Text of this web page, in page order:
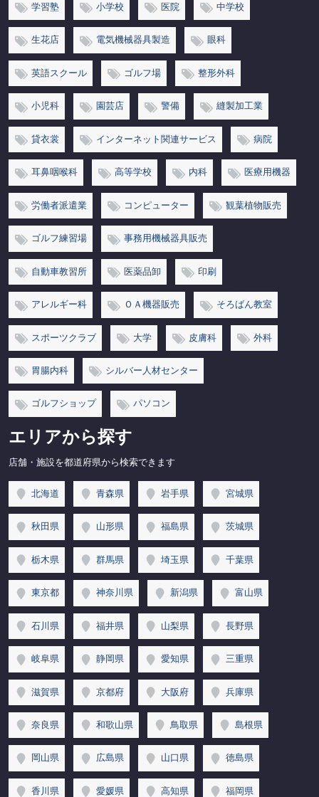
学習塾 小学校 医院 中学校
生花店 電気機械器具製造 眼科
英語スクール ゴルフ場 整形外科
小児科 園芸店 警備 縫製加工業
貸衣裳 インターネット関連サービス 病院
耳鼻咽喉科 高等学校 内科 医療用機器
労働者派遣業 コンピューター 観葉植物販売
ゴルフ練習場 事務用機械器具販売
自動車教習所 医薬品卸 印刷
アレルギー科 ＯＡ機器販売 そろばん教室
スポーツクラブ 大学 皮膚科 外科
胃腸内科 シルバー人材センター
ゴルフショップ パソコン
エリアから探す
店舗・施設を都道府県から検索できます
北海道 青森県 岩手県 宮城県
秋田県 山形県 福島県 茨城県
栃木県 群馬県 埼玉県 千葉県
東京都 神奈川県 新潟県 富山県
石川県 福井県 山梨県 長野県
岐阜県 静岡県 愛知県 三重県
滋賀県 京都府 大阪府 兵庫県
奈良県 和歌山県 鳥取県 島根県
岡山県 広島県 山口県 徳島県
香川県 愛媛県 高知県 福岡県